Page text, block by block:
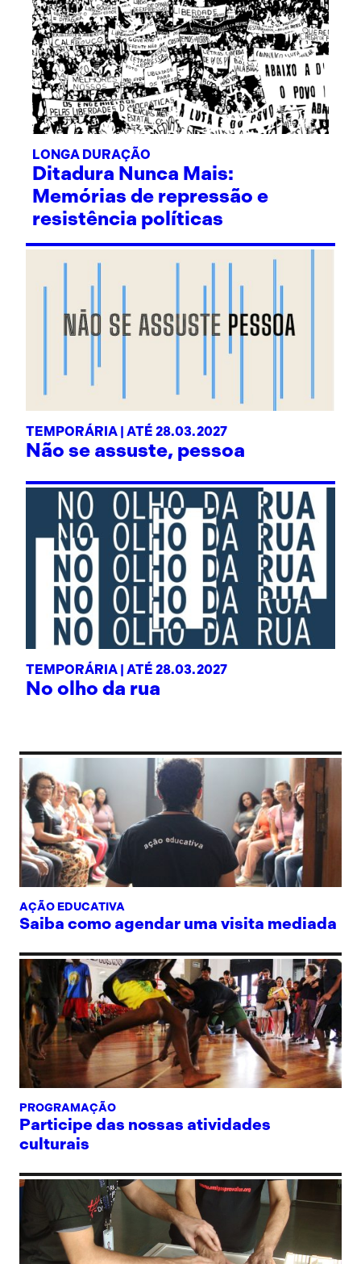
LONGA DURAÇÃO
Ditadura Nunca Mais:
Memórias de repressão e
resistência políticas
TEMPORÁRIA | ATÉ 28.03.2027
Não se assuste, pessoa
TEMPORÁRIA | ATÉ 28.03.2027
No olho da rua
AÇÃO EDUCATIVA
Saiba como agendar uma visita mediada
PROGRAMAÇÃO
Participe das nossas atividades
culturais